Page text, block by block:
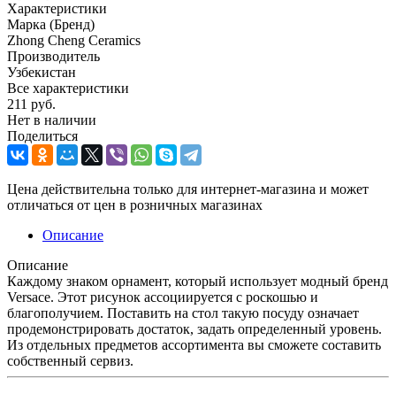
Характеристики
Марка (Бренд)
Zhong Cheng Ceramics
Производитель
Узбекистан
Все характеристики
211 руб.
Нет в наличии
Поделиться
Цена действительна только для интернет-магазина и может
отличаться от цен в розничных магазинах
Описание
Описание
Каждому знаком орнамент, который использует модный бренд
Versace. Этот рисунок ассоциируется с роскошью и
благополучием. Поставить на стол такую посуду означает
продемонстрировать достаток, задать определенный уровень.
Из отдельных предметов ассортимента вы сможете составить
собственный сервиз.